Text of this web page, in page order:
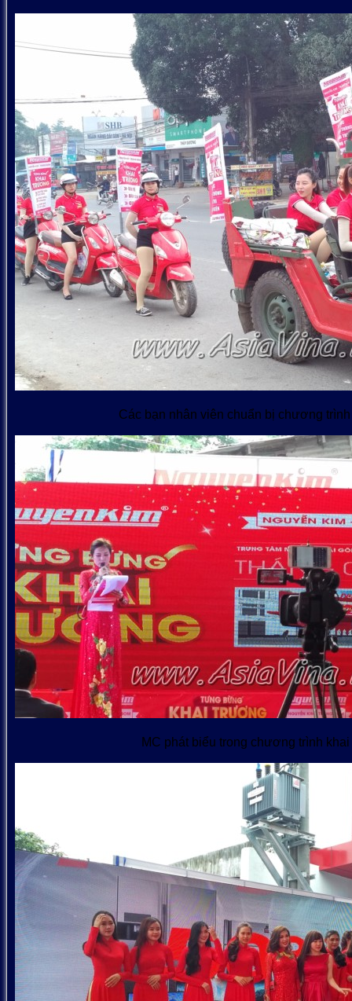
Các bạn nhân viên chuẩn bị chương
MC phát biểu trong chương trình